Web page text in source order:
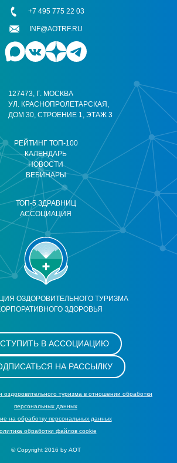
ОЗДОРОВИТЕЛЬНОГО ТУРИЗМА
ЗДОРОВЬЯ
РЕЙТИНГ ТОП-100
КАЛЕНДАРЬ
НОВОСТИ
ВЕБИНАРЫ
ТОП-5 ЗДРАВНИЦ
АССОЦИАЦИЯ
127473, Г. МОСКВА
УЛ. КРАСНОПРОЛЕТАРСКАЯ,
ДОМ 30, СТРОЕНИЕ 1, ЭТАЖ 3
+7 495 775 22 03
INF@AOTRF.RU
В АССОЦИАЦИЮ
НА РАССЫЛКУ
оздоровительного туризма в отношении обработки
персональных данных
на обработку персональных данных
обработки файлов cookie
© Copyright 2016 by АОТ